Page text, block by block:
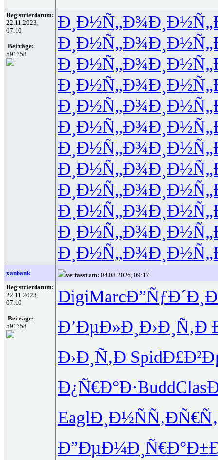
Registrierdatum:
22.11.2023,
07:10
Beiträge:
591758
Ð¸Ð½Ñ„Ð¾
Ð¸Ð½Ñ„Ð¾
Ð¸Ð½Ñ„Ð¾
Ð¸Ð½Ñ„Ð¾
Ð¸Ð½Ñ„Ð¾
Ð¸Ð½Ñ„Ð¾
Ð¸Ð½Ñ„Ð¾
Ð¸Ð½Ñ„Ð¾
Ð¸Ð½Ñ„Ð¾
Ð¸Ð½Ñ„Ð¾
Ð¸Ð½Ñ„Ð¾
Ð¸Ð½Ñ„Ð¾
xanbank verfasst am: 04.08.2026, 09:17
Registrierdatum:
22.11.2023,
07:10
Beiträge:
591758
DigiMarcÐ”ÑƒÐ´Ð¸
Ð’ÐµÐ»Ð¸ Ð›Ð¸Ñ‚Ð
Ð›Ð¸Ñ‚Ð Spid
Ð¿Ñ€Ð°Ð·BuddClas
EaglÐ¸Ð½ÑÑ‚
Ð”ÐµÐ¼Ð¸